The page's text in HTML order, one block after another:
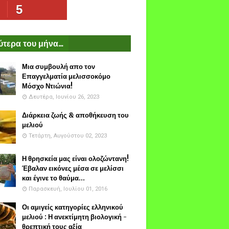
5
του μήνα...
Μια συμβουλή απο τον
Επαγγελματία μελισσοκόμο
Μόσχο Ντιώνια!
Δευτέρα, Ιουνίου 26, 2023
Διάρκεια ζωής & αποθήκευση του
μελιού
Τετάρτη, Αυγούστου 02, 2023
Η θρησκεία μας είναι ολοζώντανη!
Έβαλαν εικόνες μέσα σε μελίσσι
και έγινε το θαύμα...
Παρασκευή, Ιουλίου 01, 2016
Οι αμιγείς κατηγορίες ελληνικού
μελιού : Η ανεκτίμητη βιολογική -
θρεπτική τους αξία